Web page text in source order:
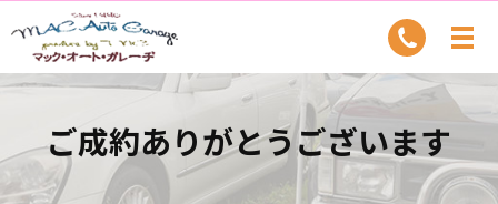
ご成約ありがとうございます